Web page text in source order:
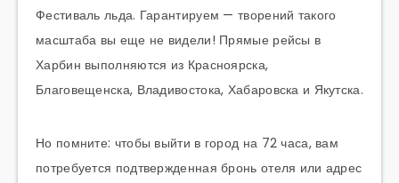
Фестиваль льда. Гарантируем — творений такого
масштаба вы еще не видели! Прямые рейсы в
Харбин выполняются из Красноярска,
Благовещенска, Владивостока, Хабаровска и Якутска.
Но помните: чтобы выйти в город на 72 часа, вам
потребуется подтвержденная бронь отеля или адрес